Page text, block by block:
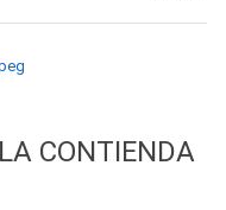
CONTIENDA